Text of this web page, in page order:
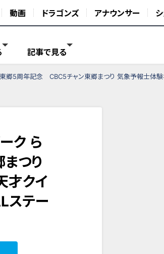
動画 ドラゴンズ アナウンサー
記事で見る
気象予報士体験などの参加型イベントから ”新天才クイズ”リアルイベントや”アバン
ク ら
つり
才クイ
ステー